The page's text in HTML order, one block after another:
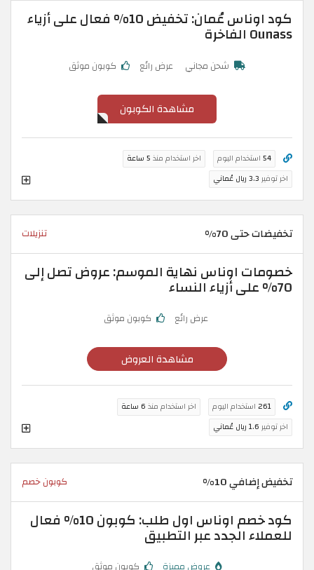
كود اوناس عُمان: تخفيض 10% فعال على أزياء
Ounass الفاخرة
شحن مجاني عرض رائع كوبون موثق
مشاهدة الكوبون
54 استخدام اليوم اخر استخدام منذ 5 ساعة
اخر توفير 3.3 ريال عُماني
تخفيضات حتى 70% تنزيلات
خصومات اوناس نهاية الموسم: عروض تصل إلى
70% على أزياء النساء
عرض رائع كوبون موثق
مشاهدة العروض
261 استخدام اليوم اخر استخدام منذ 6 ساعة
اخر توفير 1.6 ريال عُماني
تخفيض إضافي 10% كوبون خصم
كود خصم اوناس اول طلب: كوبون 10% فعال
للعملاء الجدد عبر التطبيق
عروض مميزة كوبون موثق